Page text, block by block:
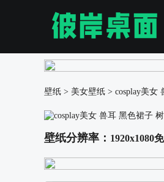
壁纸 > 美女壁纸 > cosplay美女
壁纸分辨率： 1920x1080